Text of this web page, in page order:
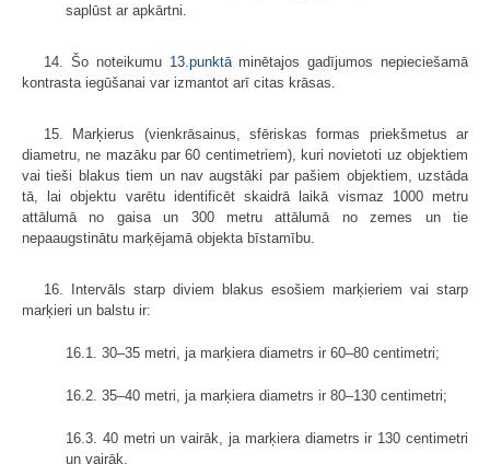
saplūst ar apkārtni.
14. Šo noteikumu 13.punktāminētajos gadījumos nepieciešamā
kontrasta iegūšanai var izmantot arī citas krāsas.
15. Marķierus (vienkrāsainus, sfēriskas formas priekšmetus ar
diametru, ne mazāku par 60 centimetriem), kuri novietoti uz objektiem
vai tieši blakus tiem un nav augstāki par pašiem objektiem, uzstāda
tā, lai objektu varētu identificēt skaidrā laikā vismaz 1000 metru
attālumā no gaisa un 300 metru attālumā no zemes un tie
nepaaugstinātu marķējamā objekta bīstamību.
16. Intervāls starp diviem blakus esošiem marķieriem vai starp
marķieri un balstu ir:
16.1. 30–35 metri, ja marķiera diametrs ir 60–80 centimetri;
16.2. 35–40 metri, ja marķiera diametrs ir 80–130 centimetri;
16.3. 40 metri un vairāk, ja marķiera diametrs ir 130 centimetri
un vairāk.